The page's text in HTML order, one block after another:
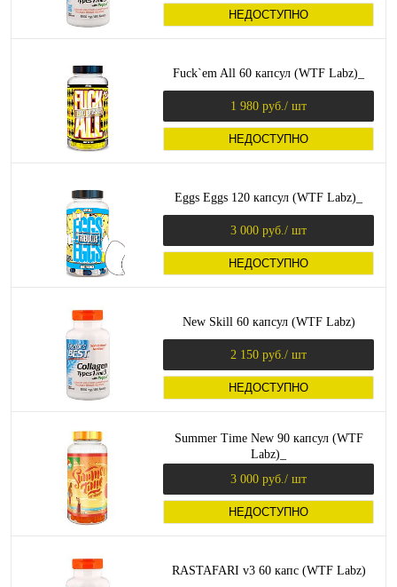
НЕДОСТУПНО
Fuck`em All 60 капсул (WTF Labz)_
1 980 руб. / шт
НЕДОСТУПНО
Eggs Eggs 120 капсул (WTF Labz)_
3 000 руб. / шт
НЕДОСТУПНО
New Skill 60 капсул (WTF Labz)
2 150 руб. / шт
НЕДОСТУПНО
Summer Time New 90 капсул (WTF
Labz)_
3 000 руб. / шт
НЕДОСТУПНО
RASTAFARI v3 60 капс (WTF Labz)